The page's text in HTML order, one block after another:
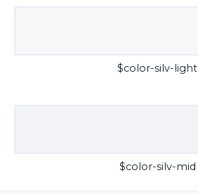
$color-silv-light
$color-silv-mid